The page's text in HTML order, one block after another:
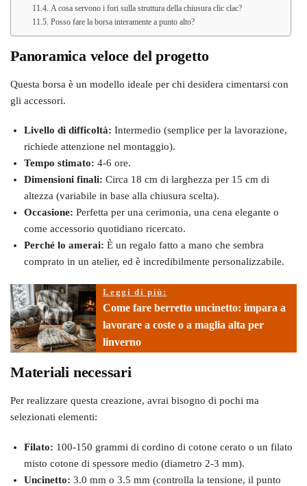
A cosa servono i fori sulla struttura della chiusura clic clac?
Posso fare la borsa interamente a punto alto?
Panoramica veloce del progetto
Questa borsa è un modello ideale per chi desidera cimentarsi con
gli accessori.
Livello di difficoltà: Intermedio (semplice per la lavorazione,
richiede attenzione nel montaggio).
Tempo stimato: 4-6 ore.
Dimensioni finali: Circa 18 cm di larghezza per 15 cm di
altezza (variabile in base alla chiusura scelta).
Occasione: Perfetta per una cerimonia, una cena elegante o
come accessorio quotidiano ricercato.
Perché lo amerai: È un regalo fatto a mano che sembra
comprato in un atelier, ed è incredibilmente personalizzabile.
Leggi di più:
Come fare berretto uncinetto: impara a
lavorare a coste o a maglia alta per
linverno
Materiali necessari
Per realizzare questa creazione, avrai bisogno di pochi ma
selezionati elementi:
Filato: 100-150 grammi di cordino di cotone cerato o un filato
misto cotone di spessore medio (diametro 2-3 mm).
Uncinetto: 3.0 mm o 3.5 mm (controlla la tensione, il punto